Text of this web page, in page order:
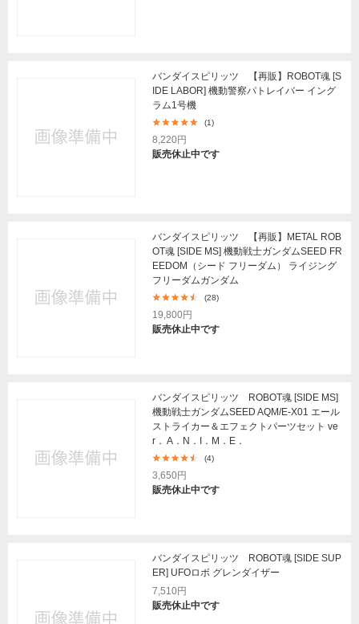
バンダイスピリッツ 【再販】ROBOT魂 [S
IDE LABOR] 機動警察パトレイバー イング
ラム1号機
(1)
8,220円
販売休止中です
バンダイスピリッツ 【再販】METAL ROB
OT魂 [SIDE MS] 機動戦士ガンダムSEED FR
EEDOM（シード フリーダム） ライジング
フリーダムガンダム
(28)
19,800円
販売休止中です
バンダイスピリッツ ROBOT魂 [SIDE MS]
機動戦士ガンダムSEED AQM/E-X01 エール
ストライカー＆エフェクトパーツセット ve
r． A．N．I．M．E．
(4)
3,650円
販売休止中です
バンダイスピリッツ ROBOT魂 [SIDE SUP
ER] UFOロボ グレンダイザー
7,510円
販売休止中です